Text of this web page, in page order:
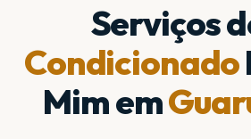
Serviços
Condicionado
Mim em